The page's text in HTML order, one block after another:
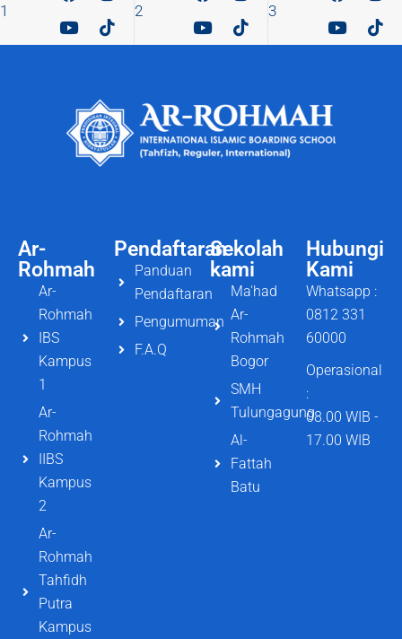
1
2
3
Ar-
Rohmah
Ar-
Rohmah
IBS
Kampus
1
Ar-
Rohmah
IIBS
Kampus
2
Ar-
Rohmah
Tahfidh
Putra
Kampus
Pendaftaran
Panduan
Pendaftaran
Pengumuman
F.A.Q
Hubungi
Kami
Whatsapp :
0812 331
60000
Operasional
:
08.00 WIB -
17.00 WIB
Sekolah
kami
Ma'had
Ar-
Rohmah
Bogor
SMH
Tulungagung
Al-
Fattah
Batu